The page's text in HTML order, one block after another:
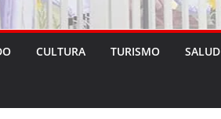
CULTURA TURISMO SALUD